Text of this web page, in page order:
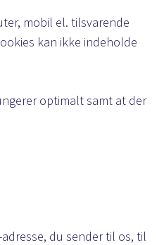
mobil el. tilsvarende
kan ikke indeholde
optimalt samt at der
du sender til os, til